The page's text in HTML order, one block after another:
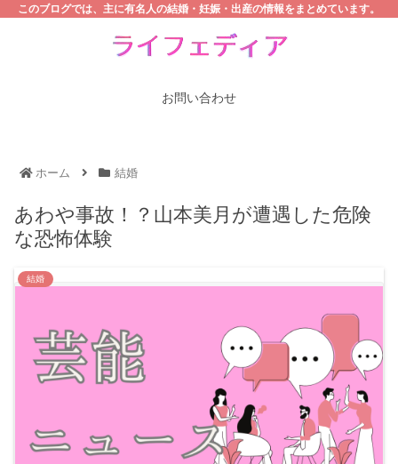
このブログでは、主に有名人の結婚・妊娠・出産の情報をまとめています。
お問い合わせ
ホーム 結婚
あわや事故！？山本美月が遭遇した危険
な恐怖体験
結婚